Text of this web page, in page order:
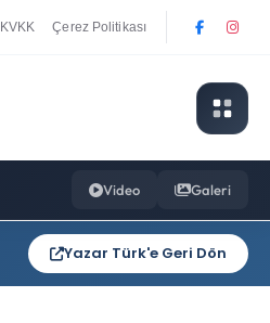
KVKK Çerez Politikası
Video Galeri
Yazar Türk'e Geri Dön